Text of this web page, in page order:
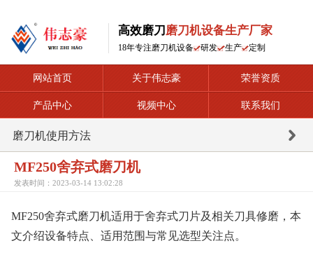
高效磨刀 磨刀机设备生产厂家
18年专注磨刀机设备 研发 生产 定制
网站首页 关于伟志豪 荣誉资质
产品中心 视频中心 联系我们
磨刀机使用方法
MF250舍弃式磨刀机
发表时间：2023-03-14 13:02:28
MF250舍弃式磨刀机适用于舍弃式刀片及相关刀具修磨，本
文介绍设备特点、适用范围与常见选型关注点。